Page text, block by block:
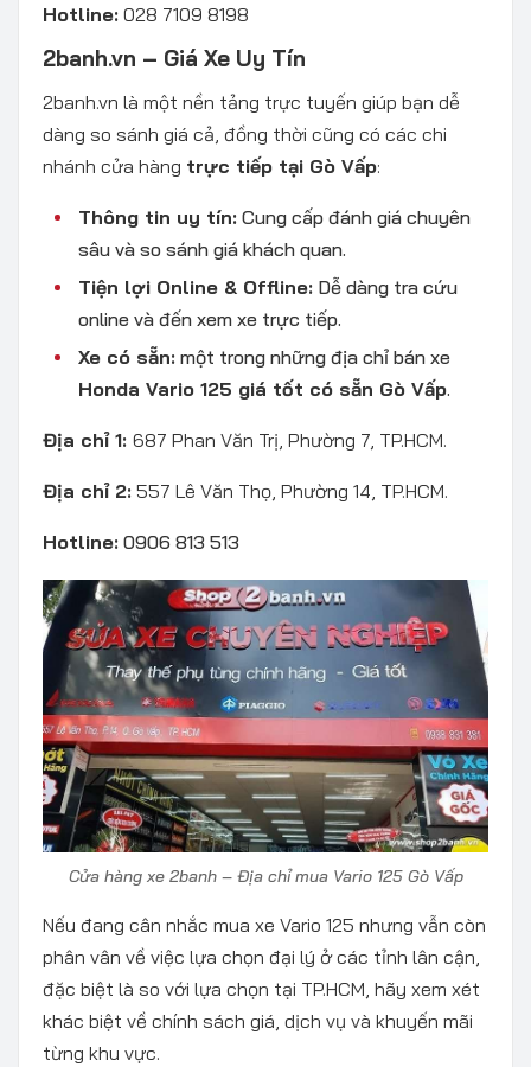
Hotline: 028 7109 8198
2banh.vn – Giá Xe Uy Tín
2banh.vn là một nền tảng trực tuyến giúp bạn dễ
dàng so sánh giá cả, đồng thời cũng có các chi
nhánh cửa hàng trực tiếp tại Gò Vấp:
Thông tin uy tín: Cung cấp đánh giá chuyên
sâu và so sánh giá khách quan.
Tiện lợi Online & Offline: Dễ dàng tra cứu
online và đến xem xe trực tiếp.
Xe có sẵn: một trong những địa chỉ bán xe
Honda Vario 125 giá tốt có sẵn Gò Vấp.
Địa chỉ 1: 687 Phan Văn Trị, Phường 7, TP.HCM.
Địa chỉ 2: 557 Lê Văn Thọ, Phường 14, TP.HCM.
Hotline: 0906 813 513
Cửa hàng xe 2banh – Địa chỉ mua Vario 125 Gò Vấp
Nếu đang cân nhắc mua xe Vario 125 nhưng vẫn còn
phân vân về việc lựa chọn đại lý ở các tỉnh lân cận,
đặc biệt là so với lựa chọn tại TP.HCM, hãy xem xét
khác biệt về chính sách giá, dịch vụ và khuyến mãi
từng khu vực.